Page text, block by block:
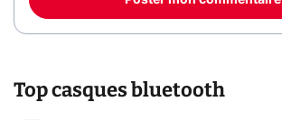
Top casques bluetooth